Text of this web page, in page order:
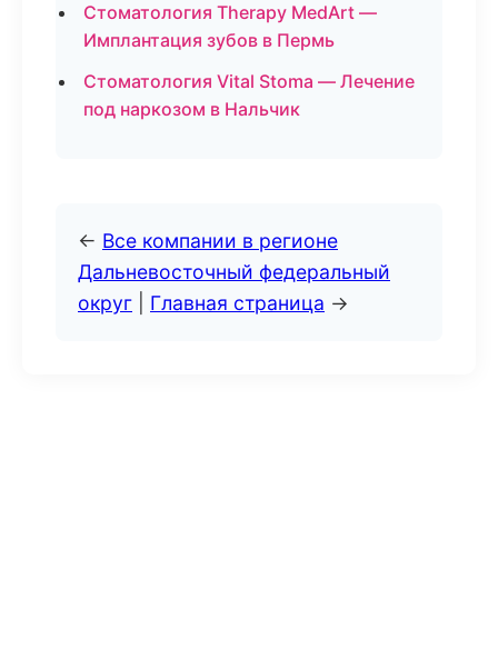
Стоматология Therapy MedArt —
Имплантация зубов в Пермь
Стоматология Vital Stoma — Лечение
под наркозом в Нальчик
← Все компании в регионе
Дальневосточный федеральный
округ
Главная страница →